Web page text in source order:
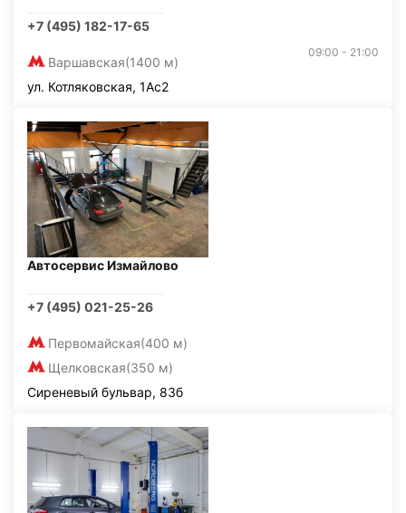
+7 (495) 182-17-65
Варшавская(1400 м)
09:00 - 21:00
ул. Котляковская, 1Ас2
Автосервис Измайлово
+7 (495) 021-25-26
Первомайская(400 м)
Щелковская(350 м)
Сиреневый бульвар, 83б